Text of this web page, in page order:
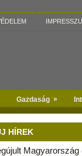
Gazdaság »
HÍREK
Magyarország